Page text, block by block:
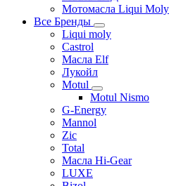
Мотомасла Liqui Moly
Все Бренды
Liqui moly
Castrol
Масла Elf
Лукойл
Motul
Motul Nismo
G-Energy
Mannol
Zic
Total
Масла Hi-Gear
LUXE